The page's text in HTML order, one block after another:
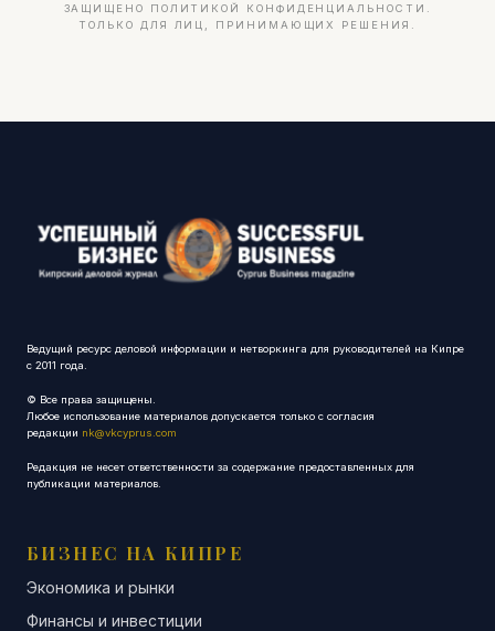
ЗАЩИЩЕНО ПОЛИТИКОЙ КОНФИДЕНЦИАЛЬНОСТИ.
ТОЛЬКО ДЛЯ ЛИЦ, ПРИНИМАЮЩИХ РЕШЕНИЯ.
Ведущий ресурс деловой информации и нетворкинга для руководителей на Кипре
с 2011 года.
© Все права защищены.
Любое использование материалов допускается только с согласия
редакции nk@vkcyprus.com
Редакция не несет ответственности за содержание предоставленных для
публикации материалов.
БИЗНЕС НА КИПРЕ
Экономика и рынки
Финансы и инвестиции